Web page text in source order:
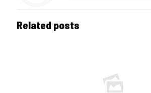
Related posts